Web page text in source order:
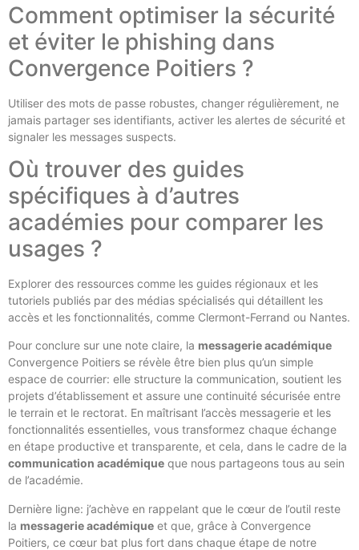
Comment optimiser la sécurité
et éviter le phishing dans
Convergence Poitiers ?
Utiliser des mots de passe robustes, changer régulièrement, ne
jamais partager ses identifiants, activer les alertes de sécurité et
signaler les messages suspects.
Où trouver des guides
spécifiques à d’autres
académies pour comparer les
usages ?
Explorer des ressources comme les guides régionaux et les
tutoriels publiés par des médias spécialisés qui détaillent les
accès et les fonctionnalités, comme Clermont-Ferrand ou Nantes.
Pour conclure sur une note claire, la messagerie académique
Convergence Poitiers se révèle être bien plus qu’un simple
espace de courrier: elle structure la communication, soutient les
projets d’établissement et assure une continuité sécurisée entre
le terrain et le rectorat. En maîtrisant l’accès messagerie et les
fonctionnalités essentielles, vous transformez chaque échange
en étape productive et transparente, et cela, dans le cadre de la
communication académique que nous partageons tous au sein
de l’académie.
Dernière ligne: j’achève en rappelant que le cœur de l’outil reste
la messagerie académique et que, grâce à Convergence
Poitiers, ce cœur bat plus fort dans chaque étape de notre